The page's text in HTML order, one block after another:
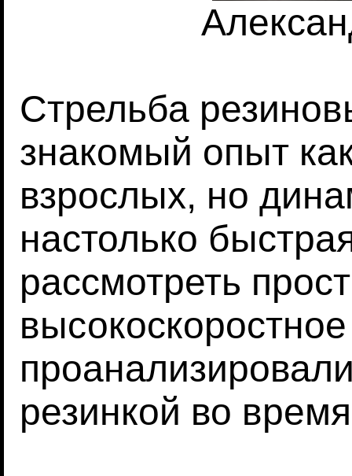
Стрельба
знакомый опыт
взрослых, но
настолько
рассмотреть
резинкой во